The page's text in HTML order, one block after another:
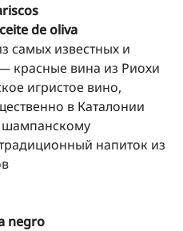
de oliva
самых известных и
красные вина из Риохи
игристое вино,
в Каталонии
напиток из
negro